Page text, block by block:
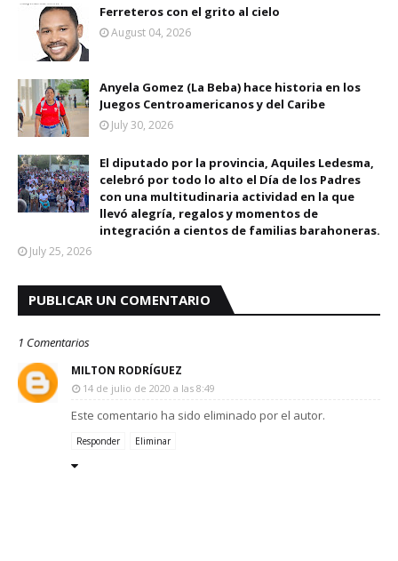
Ferreteros con el grito al cielo
August 04, 2026
Anyela Gomez (La Beba) hace historia en los
Juegos Centroamericanos y del Caribe
July 30, 2026
El diputado por la provincia, Aquiles Ledesma,
celebró por todo lo alto el Día de los Padres
con una multitudinaria actividad en la que
llevó alegría, regalos y momentos de
integración a cientos de familias barahoneras.
July 25, 2026
PUBLICAR UN COMENTARIO
1 Comentarios
MILTON RODRÍGUEZ
14 de julio de 2020 a las 8:49
Este comentario ha sido eliminado por el autor.
Responder Eliminar